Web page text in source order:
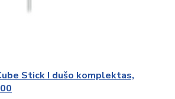
Stick I dušo komplektas,